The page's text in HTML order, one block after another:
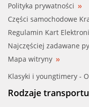
Polityka prywatności
Części samochodowe
Regulamin Kart
Najczęściej zadawane
Mapa witryny
Klasyki i youngtimery -
Rodzaje